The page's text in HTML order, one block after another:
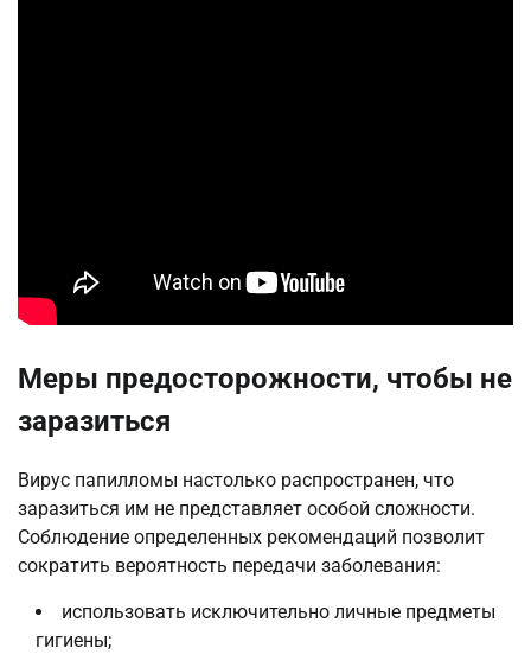
Меры предосторожности, чтобы не
заразиться
Вирус папилломы настолько распространен, что
заразиться им не представляет особой сложности.
Соблюдение определенных рекомендаций позволит
сократить вероятность передачи заболевания:
использовать исключительно личные предметы
гигиены;